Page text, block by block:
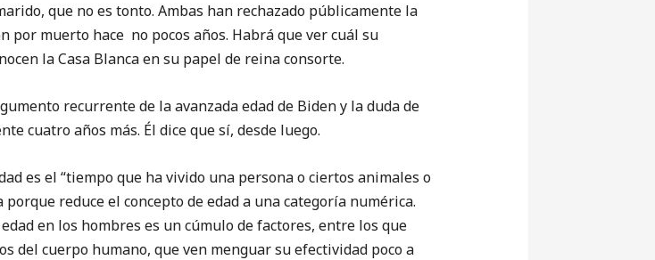
que no es tonto. Ambas han rechazado públicamente la
por muerto hace no pocos años. Habrá que ver cuál su
la Casa Blanca en su papel de reina consorte.
recurrente de la avanzada edad de Biden y la duda de
cuatro años más. Él dice que sí, desde luego.
es el “tiempo que ha vivido una persona o ciertos animales o
porque reduce el concepto de edad a una categoría numérica.
en los hombres es un cúmulo de factores, entre los que
del cuerpo humano, que ven menguar su efectividad poco a